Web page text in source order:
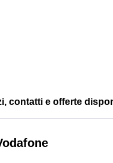
contatti e offerte